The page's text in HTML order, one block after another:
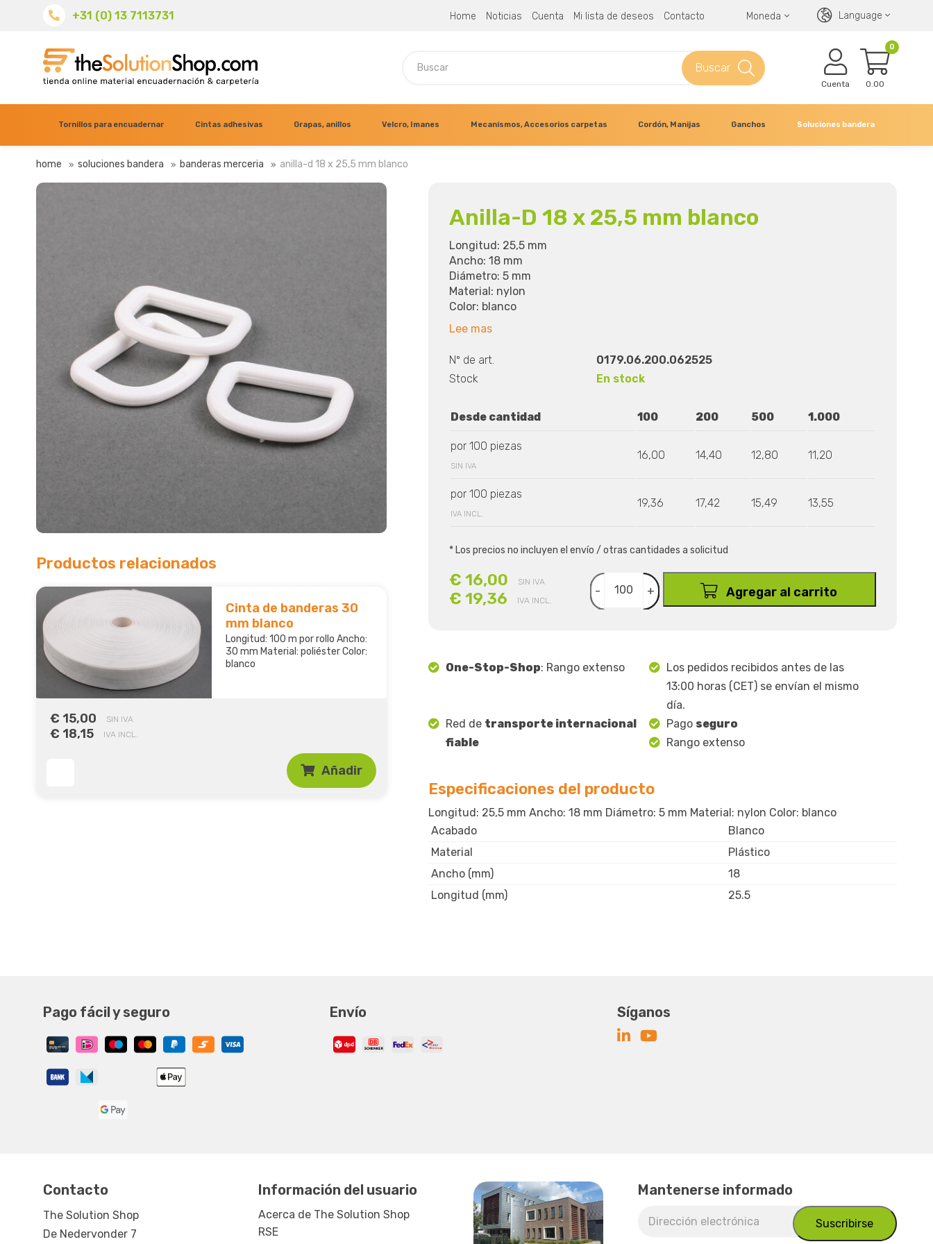
+31 (0) 13 7113731 Language
Moneda
Home Noticias Cuenta Mi lista de deseos Contacto
Buscar
0
0.00
Cuenta
Tornillos para encuadernar Cintas adhesivas Grapas, anillos Velcro, Imanes Mecanismos, Accesorios carpetas Cordón, Manijas Ganchos Soluciones bandera
home soluciones bandera banderas merceria anilla-d 18 x 25,5 mm blanco
Productos relacionados
Cinta de banderas 30
mm blanco
Longitud: 100 m por rollo Ancho:
30 mm Material: poliéster Color:
blanco
€ 15,00 SIN IVA
€ 18,15 IVA INCL.
Añadir
Anilla-D 18 x 25,5 mm blanco
Longitud: 25,5 mm
Ancho: 18 mm
Diámetro: 5 mm
Material: nylon
Color: blanco
Lee mas
Nº de art.
0179.06.200.062525
Stock
En stock
Desde cantidad 100 200 500 1.000
por 100 piezas
SIN IVA
16,00 14,40 12,80 11,20
por 100 piezas
IVA INCL.
19,36 17,42 15,49 13,55
* Los precios no incluyen el envío / otras cantidades a solicitud
€ 16,00 SIN IVA
€ 19,36 IVA INCL.
- + Agregar al carrito
One-Stop-Shop: Rango extenso
Los pedidos recibidos antes de las
13:00 horas (CET) se envían el mismo
día.
Red de transporte internacional
fiable
Pago seguro
Rango extenso
Especificaciones del producto
Longitud: 25,5 mm Ancho: 18 mm Diámetro: 5 mm Material: nylon Color: blanco
Acabado
Blanco
Material
Plástico
Ancho (mm)
18
Longitud (mm)
25.5
Pago fácil y seguro Envío Síganos
Contacto
The Solution Shop
De Nedervonder 7
Información del usuario
Acerca de The Solution Shop
RSE
Mantenerse informado